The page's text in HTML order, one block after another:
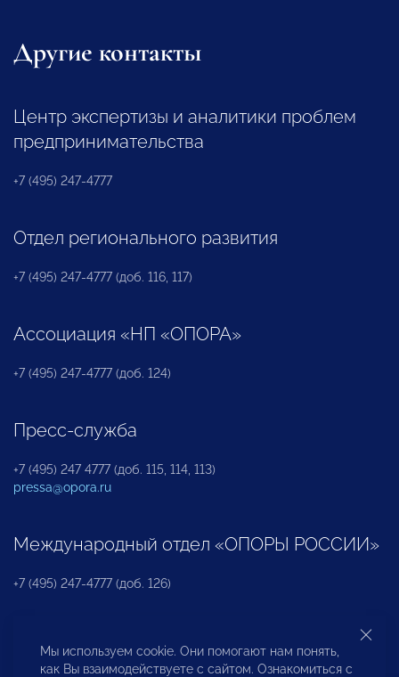
Другие контакты
Центр экспертизы и аналитики проблем
предпринимательства
+7 (495) 247-4777
Отдел регионального развития
+7 (495) 247-4777 (доб. 116, 117)
Ассоциация «НП «ОПОРА»
+7 (495) 247-4777 (доб. 124)
Пресс-служба
+7 (495) 247 4777 (доб. 115, 114, 113)
pressa@opora.ru
Международный отдел «ОПОРЫ РОССИИ»
+7 (495) 247-4777 (доб. 126)
Бюро по защите прав предпринимателей и
инвесторов
Мы используем cookie. Они помогают нам понять,
как Вы взаимодействуете с сайтом. Ознакомиться с